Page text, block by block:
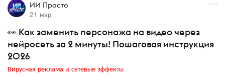
ИИ Просто
21 мар
👀 Как заменить персонажа на видео через
нейросеть за 2 минуты! Пошаговая инструкция
2026
Вирусная реклама и сетевые эффекты